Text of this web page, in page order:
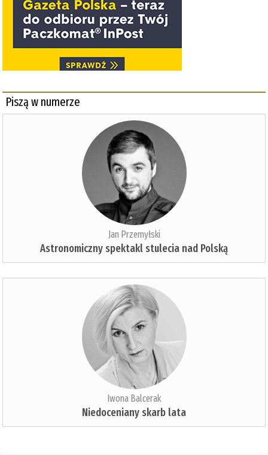
Piszą w numerze
Jan Przemyłski
Astronomiczny spektakl stulecia nad Polską
Iwona Balcerak
Niedoceniany skarb lata